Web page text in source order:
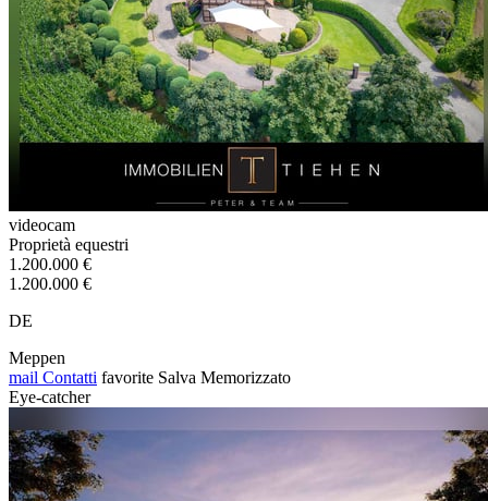
videocam
Proprietà equestri
1.200.000 €
1.200.000 €
DE
Meppen
mail Contatti favorite Salva Memorizzato
Eye-catcher